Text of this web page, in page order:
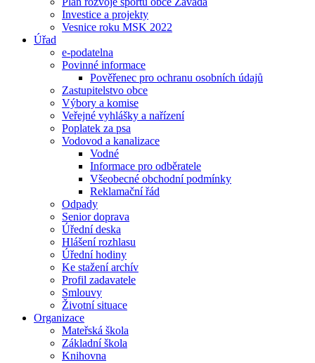
Investice a projekty
Vesnice roku MSK 2022
Úřad
e-podatelna
Povinné informace
Pověřenec pro ochranu osobních údajů
Zastupitelstvo obce
Výbory a komise
Veřejné vyhlášky a nařízení
Poplatek za psa
Vodovod a kanalizace
Vodné
Informace pro odběratele
Všeobecné obchodní podmínky
Reklamační řád
Odpady
Senior doprava
Úřední deska
Hlášení rozhlasu
Úřední hodiny
Ke stažení archív
Profil zadavatele
Smlouvy
Životní situace
Organizace
Mateřská škola
Základní škola
Knihovna